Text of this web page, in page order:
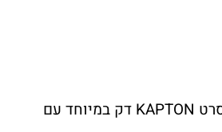
הטוויטר EMIT-R (Electromagnetic Induction Tweeter) הוא פשוט אגדי. במקום כיפת משי רגילה, הוא משתמש בדיאפרגמה שטוחה מסרט KAPTON דק במיוחד עם